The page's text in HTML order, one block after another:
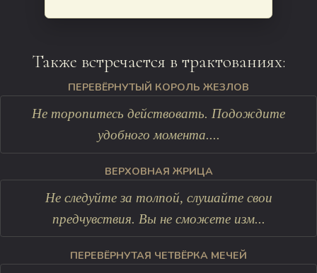
Также встречается в трактованиях:
ПЕРЕВЁРНУТЫЙ КОРОЛЬ ЖЕЗЛОВ
Не торопитесь действовать. Подождите
удобного момента....
ВЕРХОВНАЯ ЖРИЦА
Не следуйте за толпой, слушайте свои
предчувствия. Вы не сможете изм...
ПЕРЕВЁРНУТАЯ ЧЕТВЁРКА МЕЧЕЙ